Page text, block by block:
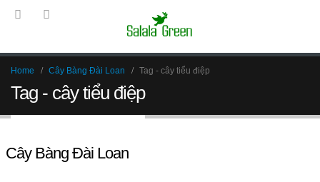
Home Cây Bàng Đài Loan Tag - cây tiểu điệp
Tag - cây tiểu điệp
Cây Bàng Đài Loan